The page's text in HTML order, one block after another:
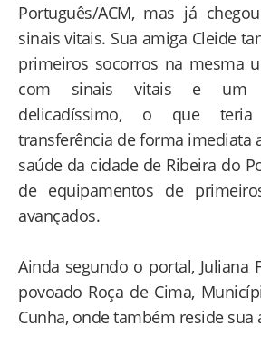
Português/ACM, mas já
sinais vitais. Sua amiga Cleide
primeiros socorros na mesma
com sinais vitais e um
delicadíssimo, o que
transferência de forma imediata
saúde da cidade de Ribeira do
de equipamentos de
avançados.
Ainda segundo o portal, Juliana
povoado Roça de Cima,
Cunha, onde também reside sua